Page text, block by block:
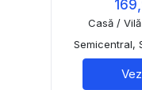
Casă /
Semicentral,